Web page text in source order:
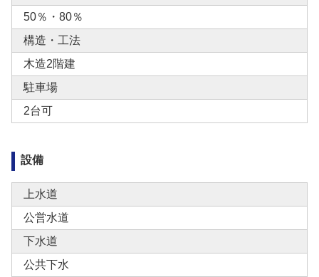
50％・80％
構造・工法
木造2階建
駐車場
2台可
設備
上水道
公営水道
下水道
公共下水